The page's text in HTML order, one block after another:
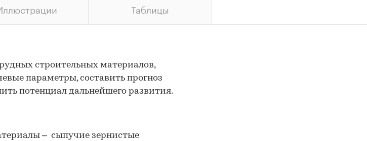
Таблицы
строительных материалов,
параметры, составить прогноз
потенциал дальнейшего развития.
– сыпучие зернистые